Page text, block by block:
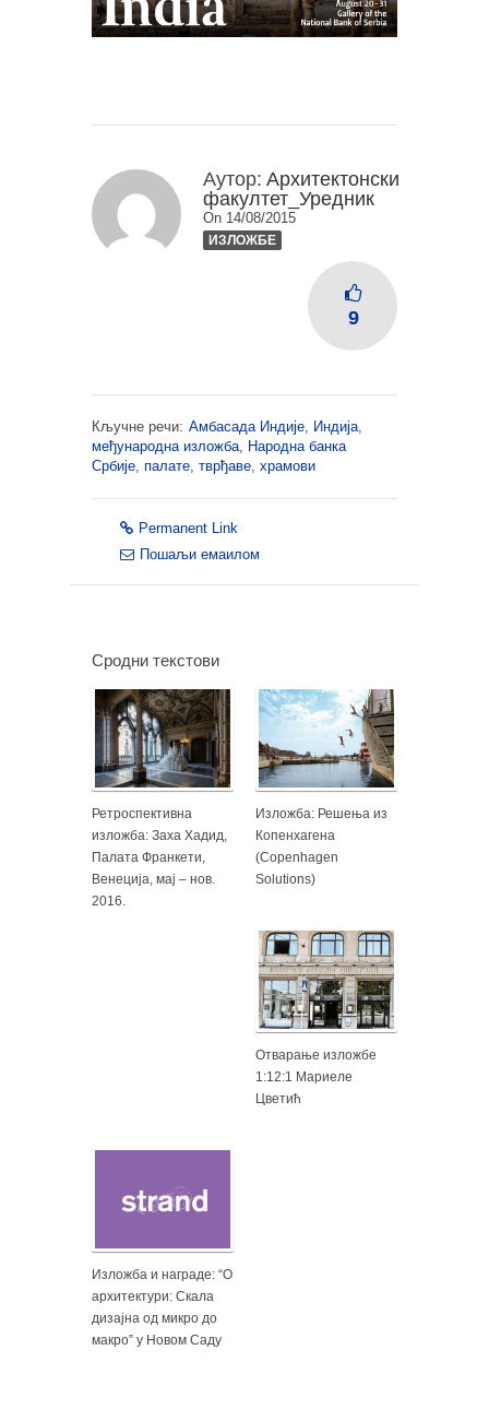
Аутор: Архитектонски
факултет_Уредник
On 14/08/2015
ИЗЛОЖБЕ
9
Кључне речи: Амбасада Индије, Индија,
међународна изложба, Народна банка
Србије, палате, тврђаве, храмови
Permanent Link
Пошаљи емаилом
Сродни текстови
Ретроспективна
изложба: Заха Хадид,
Палатa Франкети,
Венеција, мај – нов.
2016.
Изложба: Решења из
Копенхагена
(Copenhagen
Solutions)
Отварање изложбе
1:12:1 Мариеле
Цветић
Изложба и награде: “О
архитектури: Скала
дизајна од микро до
макро” у Новом Саду